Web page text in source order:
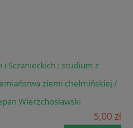
i Sczanieckich : studium z
ziemi chełmińskiej /
Wierzchosławski
5,00 zł